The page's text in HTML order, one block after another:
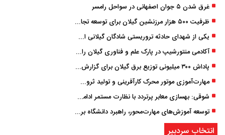
غرق شدن ۵ جوان اصفهانی در سواحل رامسر
ظرفیت ۵۰۰ هزار مرزنشین گیلان برای توسعه تجارت فعال می‌شود
یکی از شهدای حادثه تروریستی شادگان گیلانی است/ شهادت «سینا سیاه‌ نژاد» در درگیری با اشرار مسلح
آکادمی منتورشیپ در پارک علم و فناوری گیلان راه‌اندازی شد
پاداش ۳۰۰ میلیونی توزیع برق گیلان برای گزارش ماینرهای غیرمجاز
مهارت‌آموزی موتور محرک کارآفرینی و تولید ثروت است
شوقی: بهسازی معابر پرتردد با نظارت مستمر ادامه دارد
توسعه آموزش‌های مهارت‌محور، راهبرد دانشگاه برای تربیت نیروی متخصص است
انتخاب سردبیر